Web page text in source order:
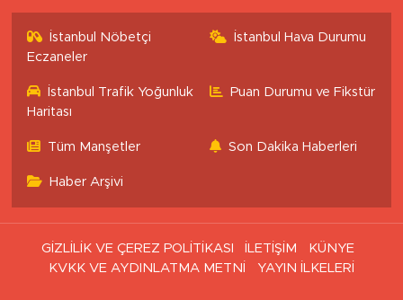
İstanbul Nöbetçi
Eczaneler
İstanbul Hava Durumu
İstanbul Trafik Yoğunluk
Haritası
Puan Durumu ve Fikstür
Tüm Manşetler Son Dakika Haberleri
Haber Arşivi
GİZLİLİK VE ÇEREZ POLİTİKASI İLETİŞİM
KÜNYE
KVKK VE AYDINLATMA METNİ
YAYIN İLKELERİ